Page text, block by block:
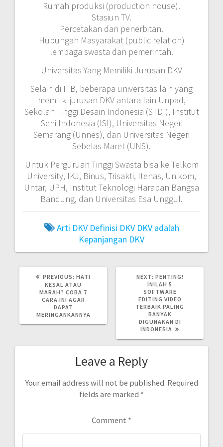
Rumah produksi (production house).
Stasiun TV.
Percetakan dan penerbitan.
Hubungan Masyarakat (public relation)
lembaga swasta dan pemerintah.
Universitas Yang Memiliki Jurusan DKV
Selain di ITB, beberapa universitas lain yang
memiliki jurusan DKV antara lain Unpad,
Sekolah Tinggi Desain Indonesia (STDI), Institut
Seni Indonesia (ISI), Universitas Negeri
Semarang (Unnes), dan Universitas Negeri
Sebelas Maret (UNS).
Untuk Perguruan Tinggi Swasta bisa ke Telkom
University, IKJ, Binus, Trisakti, Itenas, Unikom,
Untar, UPH, Institut Teknologi Harapan Bangsa
Bandung, dan Universitas Esa Unggul.
Arti DKV Definisi DKV DKV adalah
Kepanjangan DKV
PREVIOUS: PREVIOUS
POST:
HATI
KESAL ATAU
MARAH? COBA 7
CARA INI AGAR
DAPAT
MERINGANKANNYA
NEXT: NEXT
POST:
PENTING!
INILAH 5
SOFTWARE
EDITING VIDEO
TERBAIK PALING
BANYAK
DIGUNAKAN DI
INDONESIA
Leave a Reply
Your email address will not be published. Required
fields are marked *
Comment *